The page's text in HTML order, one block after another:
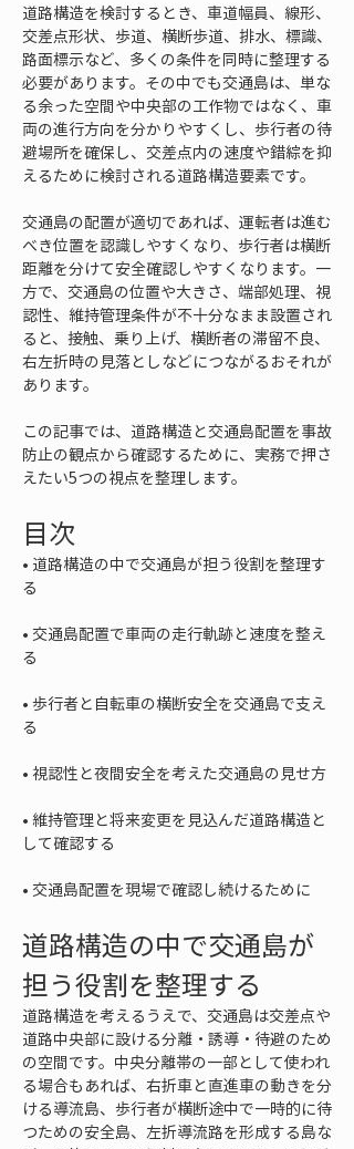
道路構造を検討するとき、車道幅員、線形、
交差点形状、歩道、横断歩道、排水、標識、
路面標示など、多くの条件を同時に整理する
必要があります。その中でも交通島は、単な
る余った空間や中央部の工作物ではなく、車
両の進行方向を分かりやすくし、歩行者の待
避場所を確保し、交差点内の速度や錯綜を抑
えるために検討される道路構造要素です。
交通島の配置が適切であれば、運転者は進む
べき位置を認識しやすくなり、歩行者は横断
距離を分けて安全確認しやすくなります。一
方で、交通島の位置や大きさ、端部処理、視
認性、維持管理条件が不十分なまま設置され
ると、接触、乗り上げ、横断者の滞留不良、
右左折時の見落としなどにつながるおそれが
あります。
この記事では、道路構造と交通島配置を事故
防止の観点から確認するために、実務で押さ
えたい5つの視点を整理します。
目次
• 道路構造の中で交通島が担う役割を整理す
• 交通島配置で車両の走行軌跡と速度を整え
• 歩行者と自転車の横断安全を交通島で支え
•
• 維持管理と将来変更を見込んだ道路構造と
• 交通島配置を現場で確認し続けるために
道路構造の中で交通島が
担う役割を整理する
道路構造を考えるうえで、交通島は交差点や
道路中央部に設ける分離・誘導・待避のため
の空間です。中央分離帯の一部として使われ
る場合もあれば、右折車と直進車の動きを分
ける導流島、歩行者が横断途中で一時的に待
つための安全島、左折導流路を形成する島な